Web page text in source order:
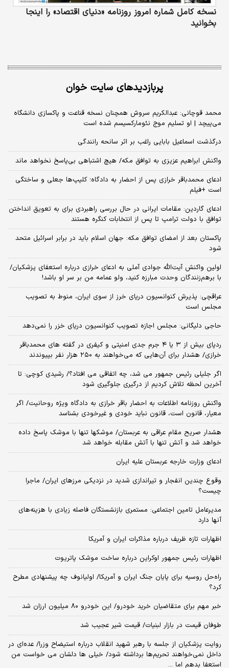
نسخه کامل شماره امروز روزنامه «دنیای‌ اقتصاد» را اینجا
بخوانید
پربازدیدهای سایت خوان
محمد قوچانی: عبدالکریم سروش همچنان نسخه قناعت و پاکسازی دانشگاه
می‌پیچد | او تسلیم موج نئومارکسیسم شده است
درگذشت اسماعیل بابایی راغب بر اثر سانحه رانندگی
واکنش ابراهیم عزیزی به توافق مکه/ هیچ اشتباهی بی‌پاسخ نخواهد ماند
ادعای محمدباقر خرازی پس از احضار به دادگاه؛ کلیپ‌ها جعلی و ساختگی
است +فیلم
ادعای گاردین: مقامات ایرانی در حال بررسی راهبردی برای به تعویق انداختن
توافق با دولت ترامپ تا پس از انتخابات کنگره هستند
پاکستان بعد از امضای توافق مکه: جهان اسلام باید در برابر اسرائیل متحد
شود
اولین واکنش آیت‌الله جوادی آملی به ادعای خرازی درباره استعفای پزشکیان/
با برهم‌زنندگان وحدت مبارزه کنید، ولو عمامه من بر سر او باشد!
عراقچی: پذیرش کنوانسیون دریای خرز از سوی ایران، منوط به تصویب
مجلس است
حاجی دلیگانی: مجلس اجازه تصویب کنوانسیون دریای خزر را نمی‌دهد
ردپای بیش از ۳ یا ۴ جرم جدی امنیتی و کیفری در گفته های محمدباقر
خرازی/ هشدار برای آن‌هایی که می‌خواهند به ۲۵۰ هزار نفر بپیوندند
اگر جلیلی رئیس جمهور می شد، چه اتفاقی می افتاد؟/ رشیدی کوچی: تا
آخرین لحظه تلاش کردیم از درگیری جلوگیری شود
واکنش روزنامه اطلاعات به احضار باقر خرازی به دادگاه ویژه روحانیت/ اگر
معیار، قانون است، قانون نباید خودی و غیرخودی بشناسد
هشدار صریح مقام عراقی به عربستان/ موشکها تنها با موشک پاسخ داده
خواهد شد و آتش تنها با آتش مقابله خواهد شد
ادعای وزارت خارجه عربستان علیه ایران
وقوع چندین انفجار و تیراندازی شدید در نزدیکی مرز‌های ایران/ ماجرا
چیست؟
مدیرعامل تامین اجتماعی: مستمری بازنشستگان فاصله زیادی با هزینه‌های
آنها دارد
اظهارات تازه ظریف درباره مذاکرات ایران و آمریکا
اظهارات رئیس جمهور اوکراین درباره ساخت موشک پاتریوت
راه‌حل روسیه برای پایان جنگ ایران و آمریکا/ اولیانوف چه پیشنهادی مطرح
کرد؟
خبر مهم برای متقاضیان خرید خودرو/ این خودرو ۸۰ میلیون ارزان شد
طوفان قیمت در بازار لبنیات/ قیمت شیر عجیب شد
روایت پزشکیان از جلسه با رهبر شهید انقلاب درباره استیضاح وزرا/ عده‌ای در
داخل نمی‌خواهند تحریم‌ها برداشته شود/ خیلی ها دلشان می خواست من
استعفا بدهم اما ...